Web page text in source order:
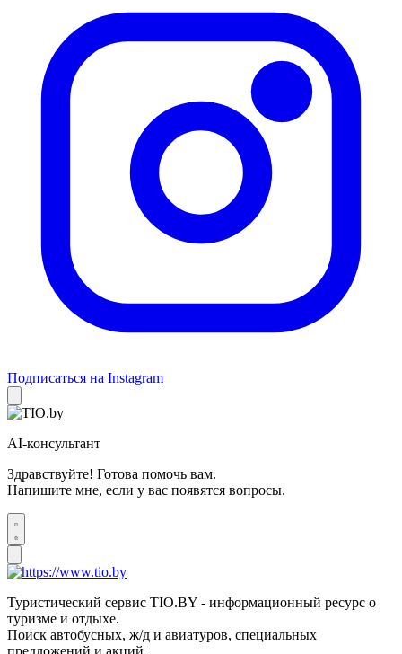
Подписаться на Instagram
AI-консультант
Здравствуйте! Готова помочь вам.
Напишите мне, если у вас появятся вопросы.
Туристический сервис TIO.BY - информационный ресурс о
туризме и отдыхе.
Поиск автобусных, ж/д и авиатуров, специальных
предложений и акций.